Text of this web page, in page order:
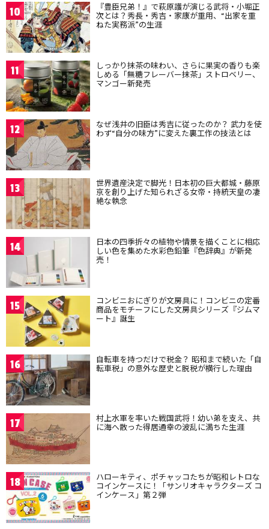
10 『豊臣兄弟！』で萩原護が演じる武将・小堀正
次とは？秀長・秀吉・家康が重用、“出家を重
ねた実務派”の生涯
11 しっかり抹茶の味わい、さらに果実の香りも楽
しめる「無糖フレーバー抹茶」ストロベリー、
マンゴー新発売
12 なぜ浅井の旧臣は秀吉に従ったのか？ 武力を使
わず“自分の味方”に変えた裏工作の技法とは
13 世界遺産決定で脚光！日本初の巨大都城・藤原
京を創り上げた知られざる女帝・持統天皇の凄
絶な執念
14 日本の四季折々の植物や情景を描くことに相応
しい色を集めた水彩色鉛筆『色辞典』が新発
売！
15 コンビニおにぎりが文房具に！コンビニの定番
商品をモチーフにした文房具シリーズ『ジムマ
ート』誕生
16 自転車を持つだけで税金？ 昭和まで続いた「自
転車税」の意外な歴史と脱税が横行した理由
17 村上水軍を率いた戦国武将！幼い弟を支え、共
に海へ散った得居通幸の波乱に満ちた生涯
18 ハローキティ、ポチャッコたちが昭和レトロな
コインケースに！「サンリオキャラクターズ コ
インケース」第２弾